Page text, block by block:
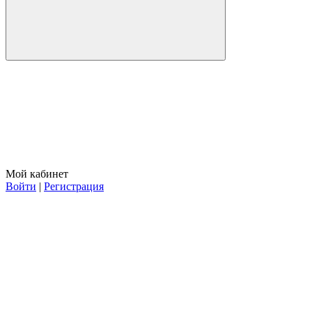
Мой кабинет
Войти | Регистрация